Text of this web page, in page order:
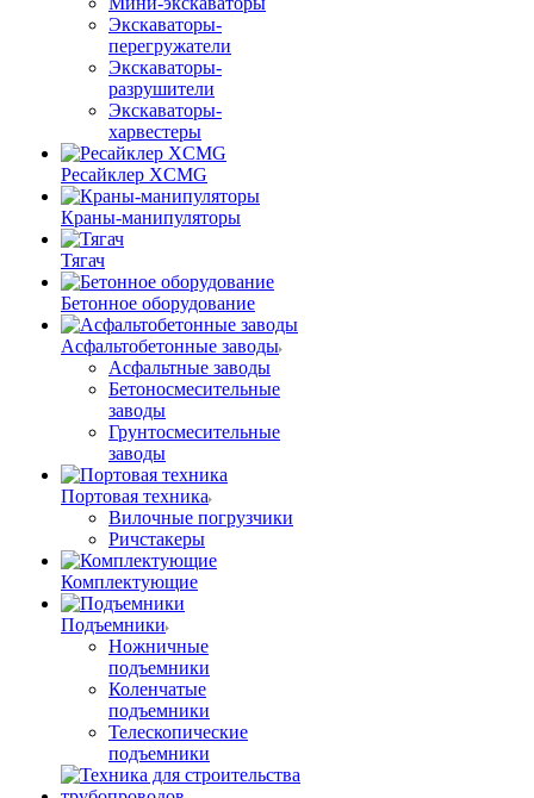
Экскаваторы-
перегружатели
Экскаваторы-
разрушители
Экскаваторы-
харвестеры
Ресайклер XCMG
Краны-манипуляторы
Тягач
Бетонное оборудование
Асфальтобетонные заводы
Асфальтные заводы
Бетоносмесительные
заводы
Грунтосмесительные
заводы
Портовая техника
Вилочные погрузчики
Ричстакеры
Комплектующие
Подъемники
Ножничные
подъемники
Коленчатые
подъемники
Телескопические
подъемники